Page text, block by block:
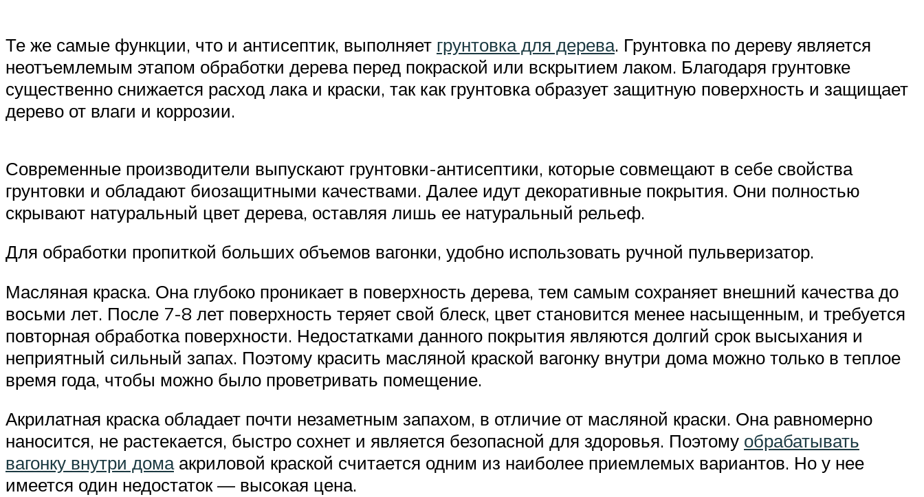
Те же самые функции, что и антисептик, выполняет грунтовка для дерева. Грунтовка по дереву является
неотъемлемым этапом обработки дерева перед покраской или вскрытием лаком. Благодаря грунтовке
существенно снижается расход лака и краски, так как грунтовка образует защитную поверхность и защищает
дерево от влаги и коррозии.
Современные производители выпускают грунтовки-антисептики, которые совмещают в себе свойства
грунтовки и обладают биозащитными качествами. Далее идут декоративные покрытия. Они полностью
скрывают натуральный цвет дерева, оставляя лишь ее натуральный рельеф.
Для обработки пропиткой больших объемов вагонки, удобно использовать ручной пульверизатор.
Масляная краска. Она глубоко проникает в поверхность дерева, тем самым сохраняет внешний качества до
восьми лет. После 7-8 лет поверхность теряет свой блеск, цвет становится менее насыщенным, и требуется
повторная обработка поверхности. Недостатками данного покрытия являются долгий срок высыхания и
неприятный сильный запах. Поэтому красить масляной краской вагонку внутри дома можно только в теплое
время года, чтобы можно было проветривать помещение.
Акрилатная краска обладает почти незаметным запахом, в отличие от масляной краски. Она равномерно
наносится, не растекается, быстро сохнет и является безопасной для здоровья. Поэтому обрабатывать
вагонку внутри домаакриловой краской считается одним из наиболее приемлемых вариантов. Но у нее
имеется один недостаток — высокая цена.